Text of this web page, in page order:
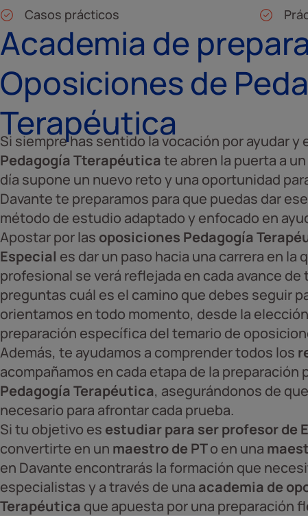
Casos prácticos
Academia de
Oposiciones de
Terapéutica
Si siempre has sentido la vocación por ayudar y
Pedagogía Tterapéuticate abren la puerta a
día supone un nuevo reto y una oportunidad
Davante te preparamos para que puedas dar
método de estudio adaptado y enfocado en
Apostar por las oposiciones Pedagogía
Especial es dar un paso hacia una carrera en
profesional se verá reflejada en cada avance
preguntas cuál es el camino que debes seguir
orientamos en todo momento, desde la
preparación específica del temario de
Además, te ayudamos a comprender todos los
acompañamos en cada etapa de la preparación
Pedagogía Terapéutica, asegurándonos de
necesario para afrontar cada prueba.
Si tu objetivo es estudiar para ser profesor de
convertirte en un maestro de PTo en una
en Davante encontrarás la formación que
especialistas y a través de una academia de
Terapéutica que apuesta por una preparación